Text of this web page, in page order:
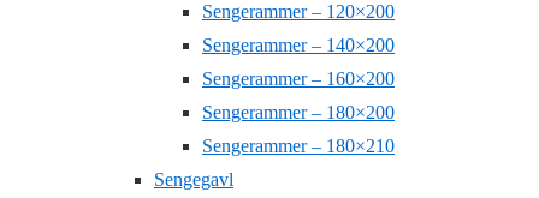
Sengerammer – 120×200
Sengerammer – 140×200
Sengerammer – 160×200
Sengerammer – 180×200
Sengerammer – 180×210
Sengegavl